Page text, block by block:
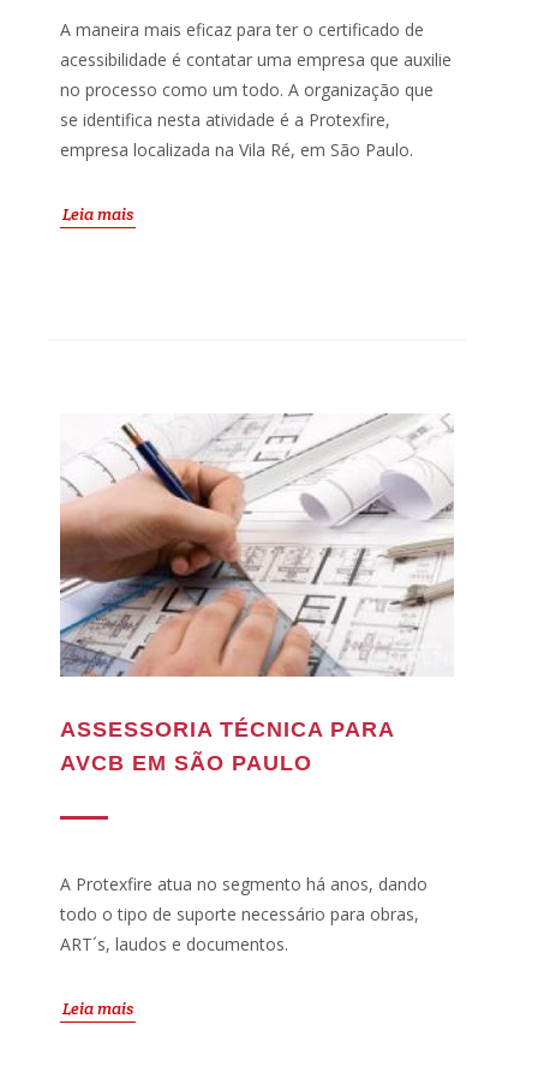
A maneira mais eficaz para ter o certificado de
acessibilidade é contatar uma empresa que auxilie
no processo como um todo. A organização que
se identifica nesta atividade é a Protexfire,
empresa localizada na Vila Ré, em São Paulo.
Leia mais
ASSESSORIA TÉCNICA PARA
AVCB EM SÃO PAULO
A Protexfire atua no segmento há anos, dando
todo o tipo de suporte necessário para obras,
ART´s, laudos e documentos.
Leia mais